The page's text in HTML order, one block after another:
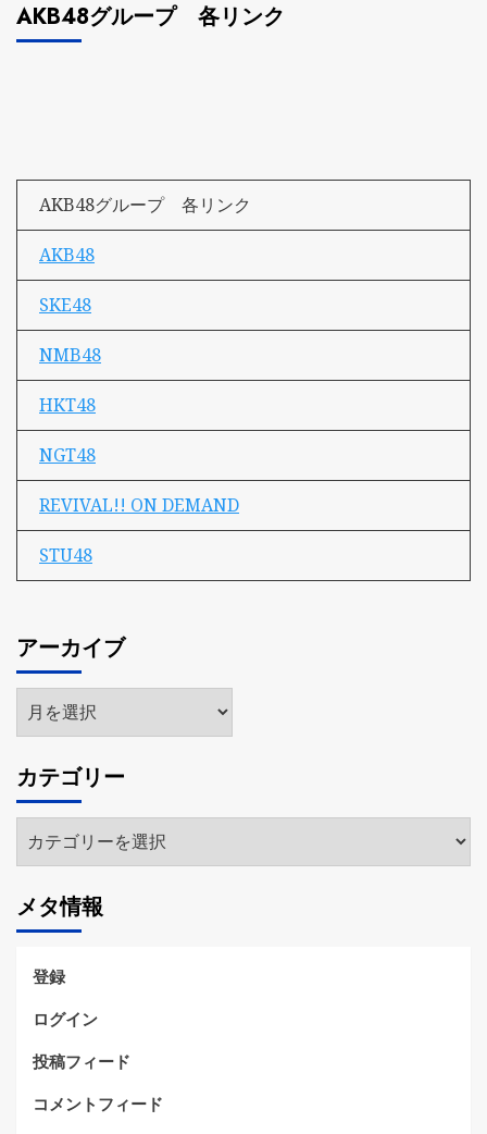
AKB48グループ 各リンク
AKB48グループ 各リンク
AKB48
SKE48
NMB48
HKT48
NGT48
REVIVAL!! ON DEMAND
STU48
アーカイブ
ア
ー
イ
ブ
カテゴリー
テ
リ
ー
メタ情報
登録
ログイン
投稿フィード
コメントフィード